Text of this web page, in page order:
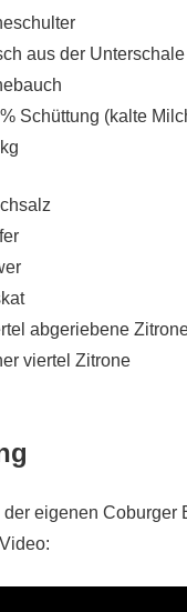
aus der Unterschale
Schüttung (kalte
abgeriebene
viertel Zitrone
eigenen Coburger